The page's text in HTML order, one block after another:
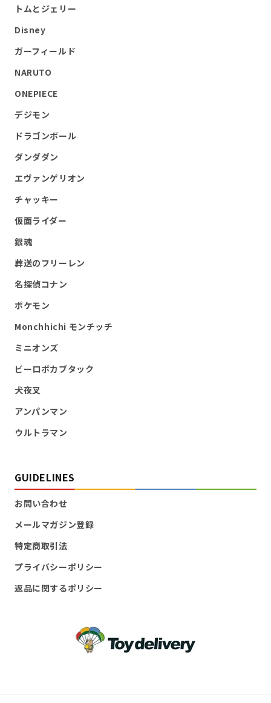
トムとジェリー
Disney
ガーフィールド
NARUTO
ONEPIECE
デジモン
ドラゴンボール
ダンダダン
エヴァンゲリオン
チャッキー
仮面ライダー
銀魂
葬送のフリーレン
名探偵コナン
ポケモン
Monchhichi モンチッチ
ミニオンズ
ビーロボカブタック
犬夜叉
アンパンマン
ウルトラマン
GUIDELINES
お問い合わせ
メールマガジン登録
特定商取引法
プライバシーポリシー
返品に関するポリシー